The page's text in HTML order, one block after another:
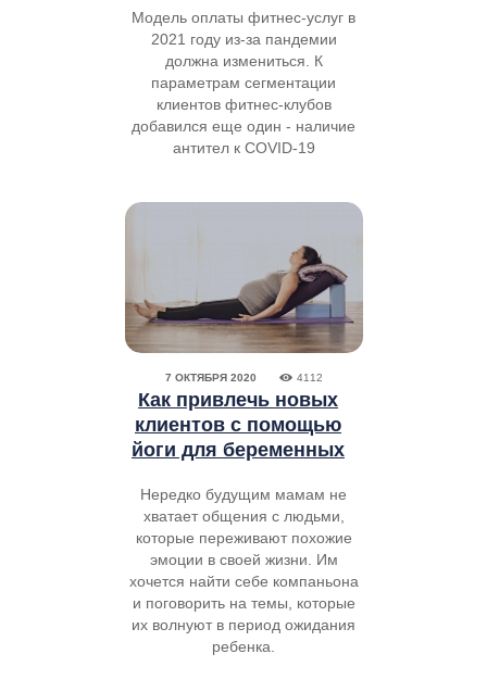
Модель оплаты фитнес-услуг в
2021 году из-за пандемии
должна измениться. К
параметрам сегментации
клиентов фитнес-клубов
добавился еще один - наличие
антител к COVID-19
7 ОКТЯБРЯ 2020 4112
Как привлечь новых
клиентов с помощью
йоги для беременных
Нередко будущим мамам не
хватает общения с людьми,
которые переживают похожие
эмоции в своей жизни. Им
хочется найти себе компаньона
и поговорить на темы, которые
их волнуют в период ожидания
ребенка.